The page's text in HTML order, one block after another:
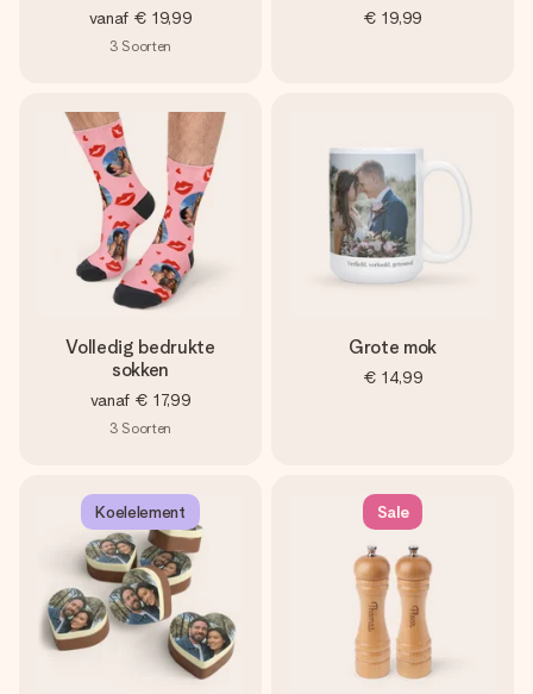
vanaf € 19,99
3 Soorten
€ 19,99
Volledig bedrukte
sokken
vanaf € 17,99
3 Soorten
Grote mok
€ 14,99
Koelelement Sale